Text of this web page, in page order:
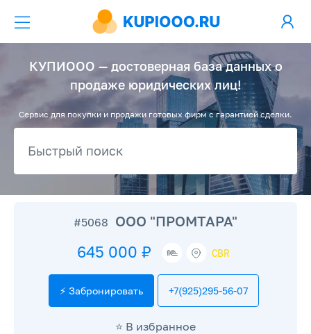
КУПИООО — достоверная база данных о
продаже юридических лиц!
Сервис для покупки и продажи готовых фирм с гарантией сделки.
#5068 ООО "ПРОМТАРА"
645 000 ₽ CBR
⚡ Забронировать +7(925)295-56-07
⭐️ В избранное